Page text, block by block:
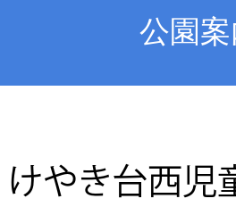
公園案
けやき台西児